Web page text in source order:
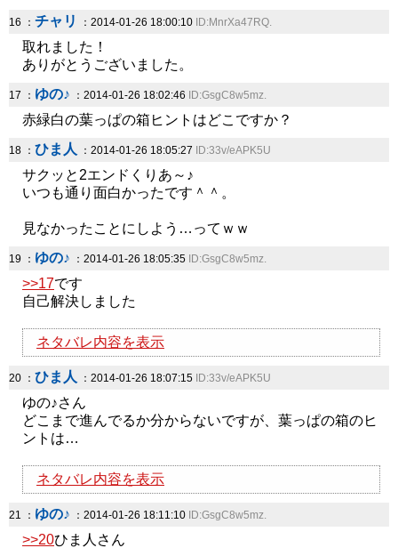
16 ： チャリ ：2014-01-26 18:00:10 ID:MnrXa47RQ.
取れました！
ありがとうございました。
17 ： ゆの♪ ：2014-01-26 18:02:46 ID:GsgC8w5mz.
赤緑白の葉っぱの箱ヒントはどこですか？
18 ： ひま人 ：2014-01-26 18:05:27 ID:33v/eAPK5U
サクッと2エンドくりあ～♪
いつも通り面白かったです＾＾。
見なかったことにしよう…ってｗｗ
19 ： ゆの♪ ：2014-01-26 18:05:35 ID:GsgC8w5mz.
>>17です
自己解決しました
ネタバレ内容を表示
20 ： ひま人 ：2014-01-26 18:07:15 ID:33v/eAPK5U
ゆの♪さん
どこまで進んでるか分からないですが、葉っぱの箱のヒ
ントは…
ネタバレ内容を表示
21 ： ゆの♪ ：2014-01-26 18:11:10 ID:GsgC8w5mz.
>>20ひま人さん